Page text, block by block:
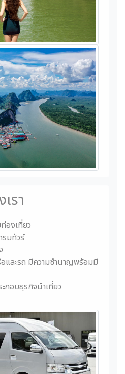
รา
องเที่ยว
รมทัวร์
และรถ มีความชำนาญพร้อมมี
อบธุรกิจนำเที่ยว